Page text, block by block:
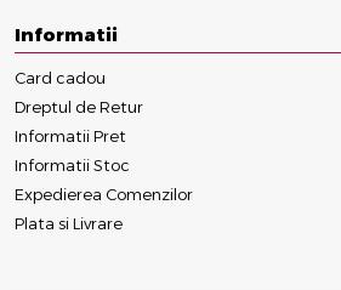
Informatii
Card cadou
Dreptul de Retur
Informatii Pret
Informatii Stoc
Expedierea Comenzilor
Plata si Livrare